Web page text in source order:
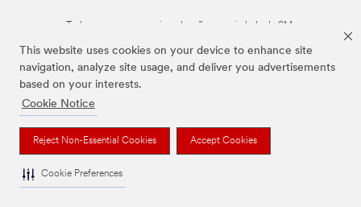
This website uses cookies on your device to enhance site
navigation, analyze site usage, and deliver you advertisements
based on your interests.
Cookie Notice
Reject Non-Essential Cookies Accept Cookies
Cookie Preferences
Todas as marcas mencionadas são propriedade da 3M.